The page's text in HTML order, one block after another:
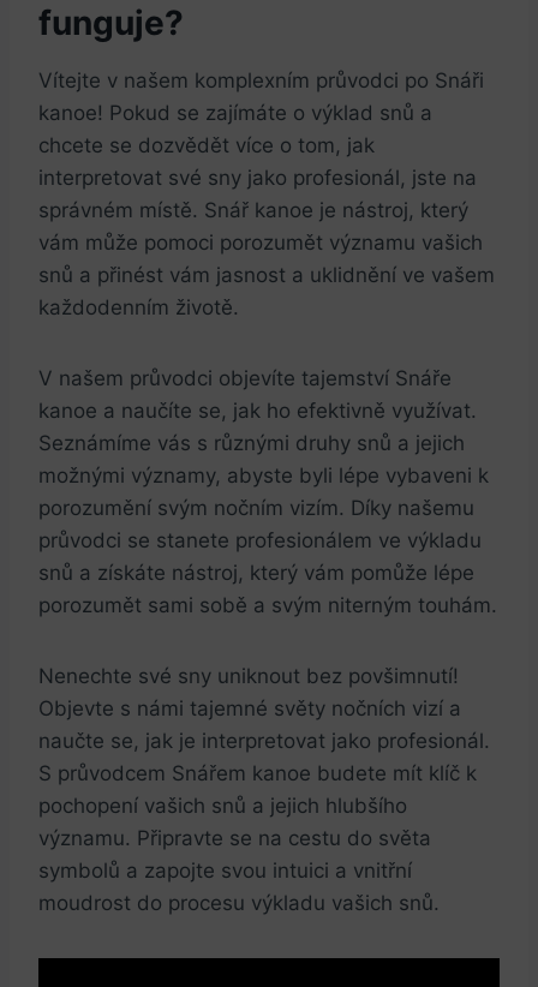
funguje?
Vítejte v našem komplexním průvodci po Snáři
kanoe! Pokud se zajímáte o výklad snů a
chcete se dozvědět více o tom, jak
interpretovat své sny jako profesionál, jste na
správném místě. Snář kanoe je nástroj, který
vám může pomoci porozumět významu vašich
snů a přinést vám jasnost a uklidnění ve vašem
každodenním životě.
V našem průvodci objevíte tajemství Snáře
kanoe a naučíte se, jak ho efektivně využívat.
Seznámíme vás s různými druhy snů a jejich
možnými významy, abyste byli lépe vybaveni k
porozumění svým nočním vizím. Díky našemu
průvodci se stanete profesionálem ve výkladu
snů a získáte nástroj, který vám pomůže lépe
porozumět sami sobě a svým niterným touhám.
Nenechte své sny uniknout bez povšimnutí!
Objevte s námi tajemné světy nočních vizí a
naučte se, jak je interpretovat jako profesionál.
S průvodcem Snářem kanoe budete mít klíč k
pochopení vašich snů a jejich hlubšího
významu. Připravte se na cestu do světa
symbolů a zapojte svou intuici a vnitřní
moudrost do procesu výkladu vašich snů.